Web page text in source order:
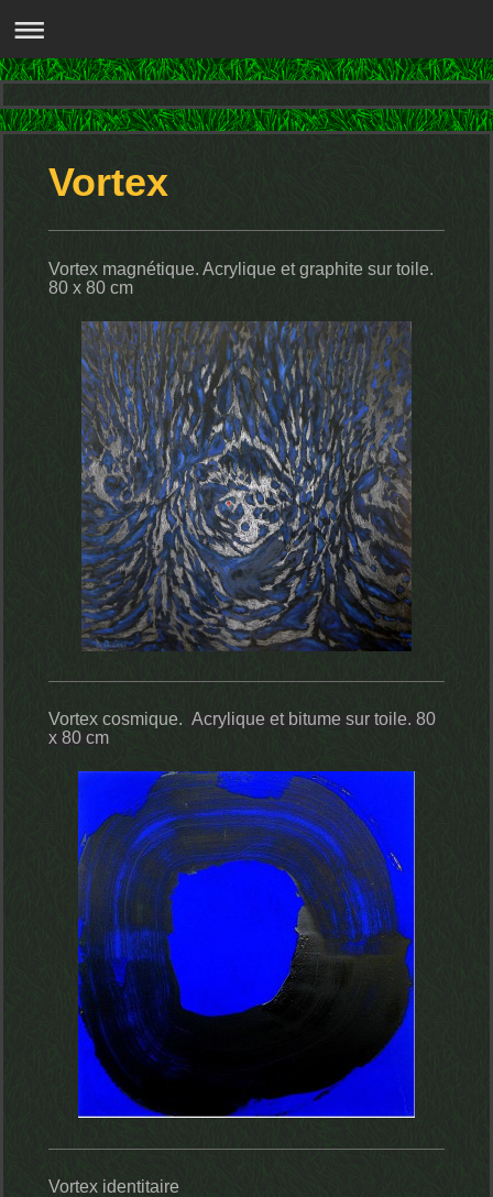
Vortex
Vortex magnétique. Acrylique et graphite sur toile.
80 x 80 cm
Vortex cosmique. Acrylique et bitume sur toile. 80
x 80 cm
Vortex identitaire